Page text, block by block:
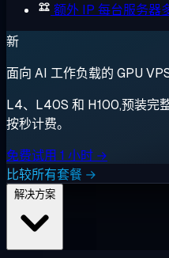
额外 IP 每台服务器
新
面向 AI 工作负载的 GPU
L4、L40S 和 H100,预装完
按秒计费。
免费试用 1 小时 →
比较所有套餐 →